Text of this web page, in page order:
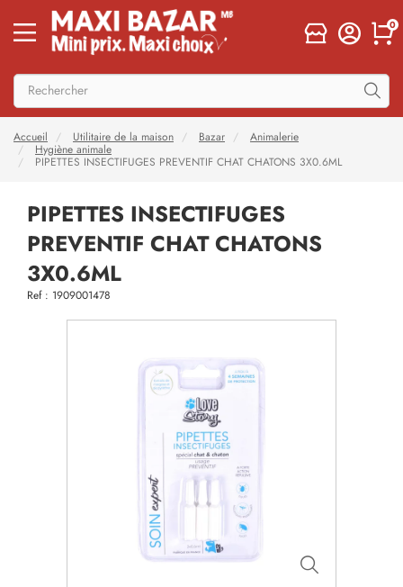
0
Accueil Utilitaire de la maison Bazar
Animalerie
Hygiène animale
PIPETTES INSECTIFUGES PREVENTIF CHAT CHATONS 3X0.6ML
PIPETTES INSECTIFUGES
PREVENTIF CHAT CHATONS
3X0.6ML
Ref : 1909001478